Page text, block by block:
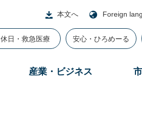
本文へ Foreign
休日・救急医療 安心・ひろめーる
産業・ビジネス